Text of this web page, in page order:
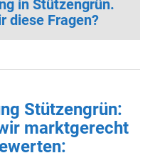
in Stützengrün.
diese Fragen?
Stützengrün:
marktgerecht